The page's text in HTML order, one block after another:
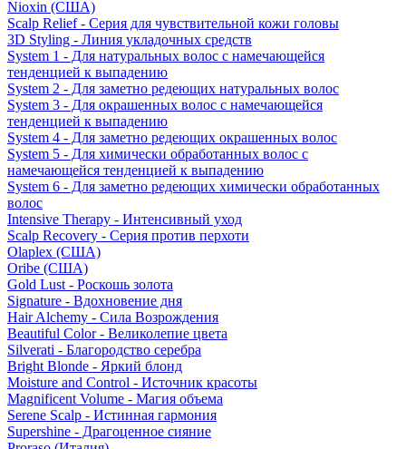
Nioxin (США)
Scalp Relief - Серия для чувствительной кожи головы
3D Styling - Линия укладочных средств
System 1 - Для натуральных волос с намечающейся
тенденцией к выпадению
System 2 - Для заметно редеющих натуральных волос
System 3 - Для окрашенных волос с намечающейся
тенденцией к выпадению
System 4 - Для заметно редеющих окрашенных волос
System 5 - Для химически обработанных волос с
намечающейся тенденцией к выпадению
System 6 - Для заметно редеющих химически обработанных
волос
Intensive Therapy - Интенсивный уход
Scalp Recovery - Серия против перхоти
Olaplex (США)
Oribe (США)
Gold Lust - Роскошь золота
Signature - Вдохновение дня
Hair Alchemy - Сила Возрождения
Beautiful Color - Великолепие цвета
Silverati - Благородство серебра
Bright Blonde - Яркий блонд
Moisture and Control - Источник красоты
Magnificent Volume - Магия объема
Serene Scalp - Истинная гармония
Supershine - Драгоценное сияние